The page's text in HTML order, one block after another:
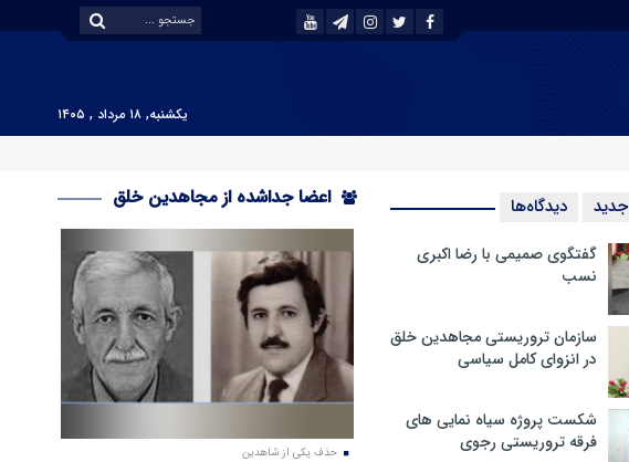
یکشنبه, ۱۸ مرداد , ۱۴۰۵
جدید دیدگاه‌ها
گفتگوی صمیمی با رضا اکبری
نسب
سازمان تروریستی مجاهدین خلق
در انزوای کامل سیاسی
شکست پروژه سیاه نمایی های
فرقه تروریستی رجوی
اعضا جداشده از مجاهدین خلق
حذف یکی از شاهدین